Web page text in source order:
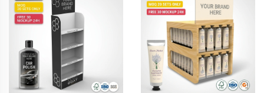
aperitivos para suelo de
supermercado, FSDU para
carnicerías, soporte para
salami, carne seca y
salchichas tipo stick,
mueble comercial para
alimentos artesanales,
fundas de teléfonos móviles,
cables de carga, bancos de
energía, estante electrónico
de pie, FSDU para salas de
exposición, estantería para
tiendas de
telecomunicaciones,